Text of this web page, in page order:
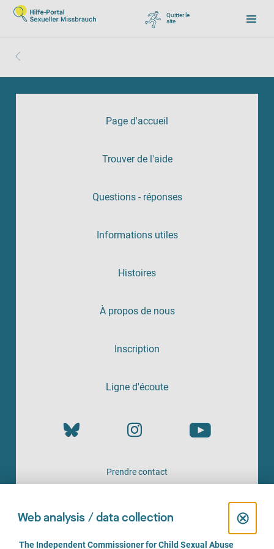
Quitter le
site, zu Google wechseln
Page d'accueil
Trouver de l'aide
Questions - réponses
Informations utiles
Histoires
À propos de nous
Inscription
Ligne d'écoute
Prendre contact
UN SERVICE PROPOSÉ PAR
Web analysis / data collection ⊗
C
l
C
The Independent Commissioner for Child Sexual Abuse